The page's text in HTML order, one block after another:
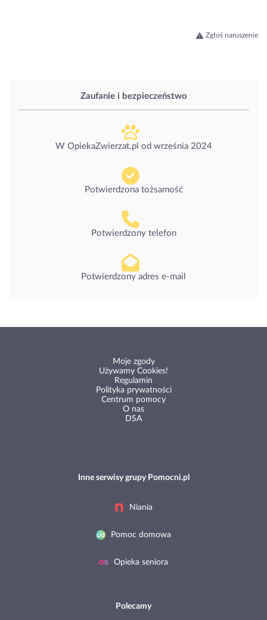
Zaufanie i bezpieczeństwo
W OpiekaZwierzat.pl od września 2024
Potwierdzona tożsamość
Potwierdzony telefon
Potwierdzony adres e-mail
Zgłoś naruszenie
Moje zgody
Używamy Cookies!
Regulamin
Polityka prywatności
Centrum pomocy
O nas
DSA
Inne serwisy grupy Pomocni.pl
Niania
Pomoc domowa
Opieka seniora
Polecamy